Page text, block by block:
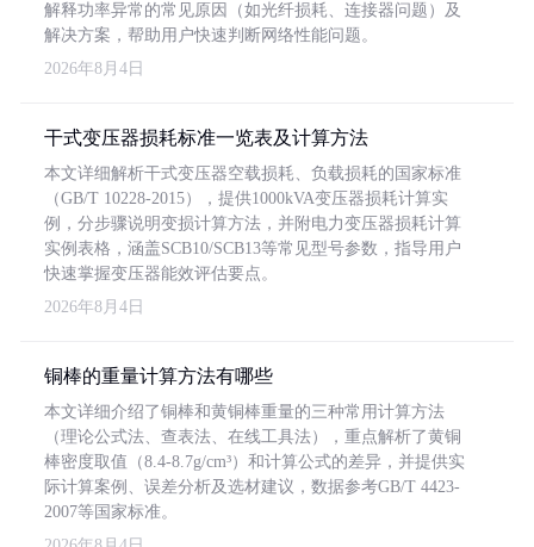
解释功率异常的常见原因（如光纤损耗、连接器问题）及
解决方案，帮助用户快速判断网络性能问题。
2026年8月4日
干式变压器损耗标准一览表及计算方法
本文详细解析干式变压器空载损耗、负载损耗的国家标准
（GB/T 10228-2015），提供1000kVA变压器损耗计算实
例，分步骤说明变损计算方法，并附电力变压器损耗计算
实例表格，涵盖SCB10/SCB13等常见型号参数，指导用户
快速掌握变压器能效评估要点。
2026年8月4日
铜棒的重量计算方法有哪些
本文详细介绍了铜棒和黄铜棒重量的三种常用计算方法
（理论公式法、查表法、在线工具法），重点解析了黄铜
棒密度取值（8.4-8.7g/cm³）和计算公式的差异，并提供实
际计算案例、误差分析及选材建议，数据参考GB/T 4423-
2007等国家标准。